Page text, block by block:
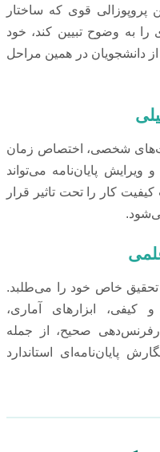
پروپوزالی قوی که ساختار
را به وضوح تبیین کند، خود
دانشجویان در همین مراحل
شخصی، اختصاص زمان
پایان‌نامه می‌تواند
کار را تحت تاثیر قرار
خاص خود را می‌طلبد.
ابزارهای آماری،
صحیح، از جمله
پایان‌نامه‌ای استاندارد